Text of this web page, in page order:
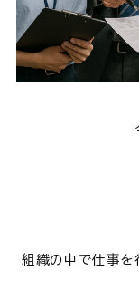
組織の中で仕事を